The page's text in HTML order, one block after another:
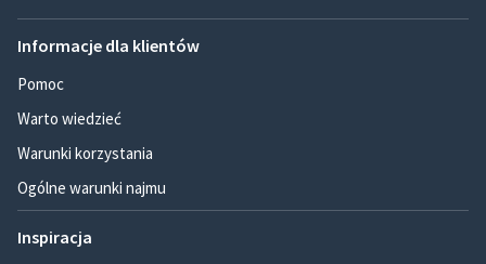
Informacje dla klientów
Pomoc
Warto wiedzieć
Warunki korzystania
Ogólne warunki najmu
Inspiracja